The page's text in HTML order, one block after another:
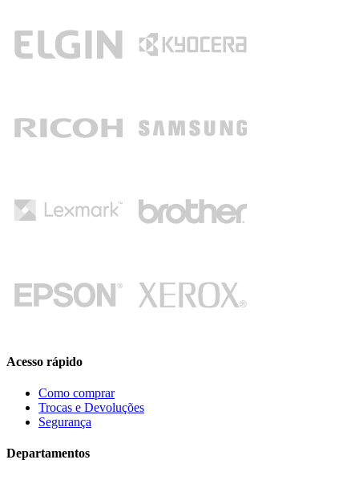
Acesso rápido
Como comprar
Trocas e Devoluções
Segurança
Departamentos